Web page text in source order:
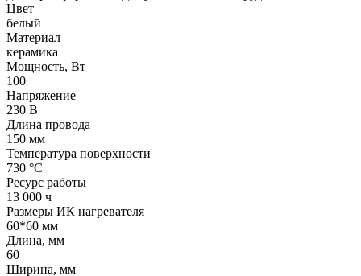
Цвет
белый
Материал
керамика
Мощность, Вт
100
Напряжение
230 В
Длина провода
150 мм
Температура поверхности
730 °С
Ресурс работы
13 000 ч
Размеры ИК нагревателя
60*60 мм
Длина, мм
60
Ширина, мм